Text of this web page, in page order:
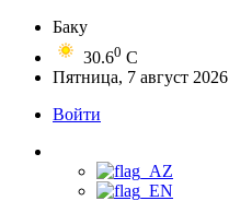
Баку
30.60 C
Пятница, 7 август 2026
Войти